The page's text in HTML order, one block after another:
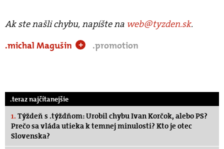
Ak ste našli chybu, napíšte na web@tyzden.sk.
.michal Magušin
+ .promotion
.teraz najčítanejšie
1. Týždeň s .týždňom: Urobil chybu Ivan Korčok, alebo PS?
Prečo sa vláda utieka k temnej minulosti? Kto je otec
Slovenska?